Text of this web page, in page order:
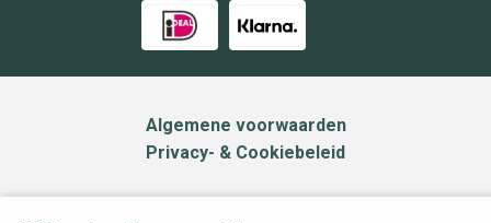
Algemene voorwaarden
Privacy- & Cookiebeleid